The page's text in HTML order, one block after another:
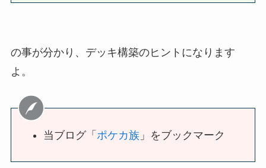
の事が分かり、デッキ構築のヒントになります
よ。
当ブログ「 ポケカ族」をブックマーク